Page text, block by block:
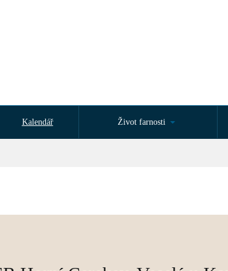
Kalendář Život farnosti